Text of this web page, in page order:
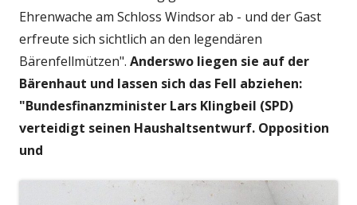
Ehrenwache am Schloss Windsor ab - und der Gast
erfreute sich sichtlich an den legendären
Bärenfellmützen". Anderswo liegen sie auf der
Bärenhaut und lassen sich das Fell abziehen:
"Bundesfinanzminister Lars Klingbeil (SPD)
verteidigt seinen Haushaltsentwurf. Opposition
und